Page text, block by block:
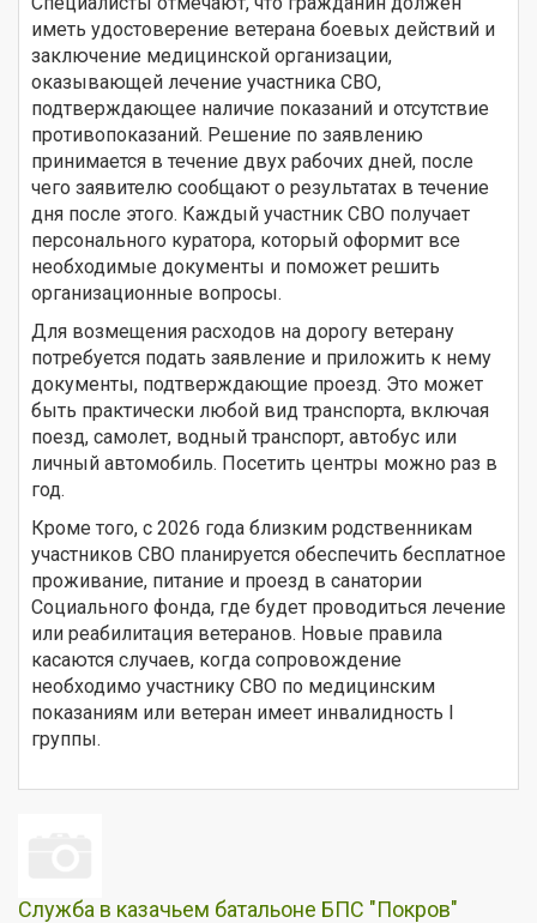
иметь удостоверение ветерана боевых действий и
заключение медицинской организации,
оказывающей лечение участника СВО,
подтверждающее наличие показаний и отсутствие
противопоказаний. Решение по заявлению
принимается в течение двух рабочих дней, после
чего заявителю сообщают о результатах в течение
дня после этого. Каждый участник СВО получает
персонального куратора, который оформит все
необходимые документы и поможет решить
организационные вопросы.
Для возмещения расходов на дорогу ветерану
потребуется подать заявление и приложить к нему
документы, подтверждающие проезд. Это может
быть практически любой вид транспорта, включая
поезд, самолет, водный транспорт, автобус или
личный автомобиль. Посетить центры можно раз в
год.
Кроме того, с 2026 года близким родственникам
участников СВО планируется обеспечить бесплатное
проживание, питание и проезд в санатории
Социального фонда, где будет проводиться лечение
или реабилитация ветеранов. Новые правила
касаются случаев, когда сопровождение
необходимо участнику СВО по медицинским
показаниям или ветеран имеет инвалидность I
группы.
Служба в казачьем батальоне БПС "Покров"